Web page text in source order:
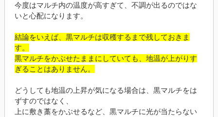
今度はマルチ内の温度が高すぎて、不調が出るのではな
いと心配になります。
結論をいえば、黒マルチは収穫するまで残しておきま
す。
黒マルチをかぶせたままにしていても、地温が上がりす
ぎることはありません。
どうしても地温の上昇が気になる場合は、黒マルチをは
ずすのではなく、
上に敷き藁をかぶせるなど、黒マルチに光が当たらない